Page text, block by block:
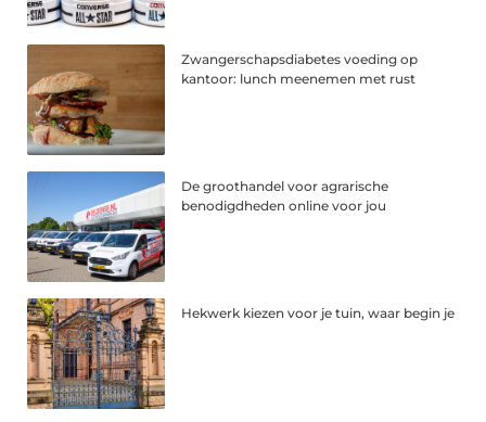
Zwangerschapsdiabetes voeding op
kantoor: lunch meenemen met rust
De groothandel voor agrarische
benodigdheden online voor jou
Hekwerk kiezen voor je tuin, waar begin je